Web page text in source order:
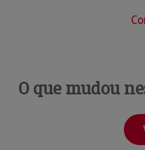
O que mudou